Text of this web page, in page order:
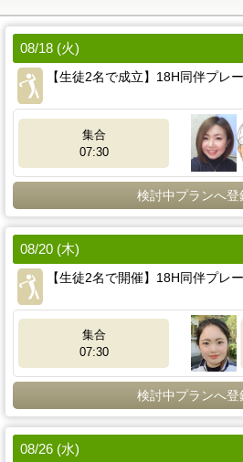
08/18 (火)
【生徒2名で成立】18H同伴プ
集合
07:30
検討中プランへ登
08/20 (木)
【生徒2名で開催】18H同伴プ
集合
07:30
検討中プランへ登
08/26 (水)